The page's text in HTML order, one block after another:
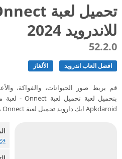
للاندرويد 2024
52.2.0
افضل العاب اندرويد الألغاز
قم بربط صور الحيوانات، والفواكة،
Apkdaroid ابك دارويد تحميل لعبة Onnect مهكرة للاندرويد 2024 – ابك دارويد